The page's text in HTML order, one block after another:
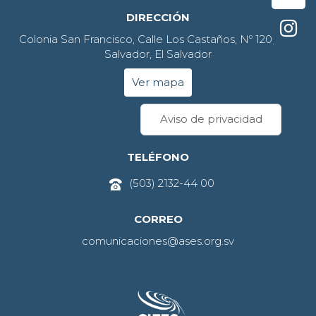
DIRECCIÓN
Colonia San Francisco, Calle Los Castaños, Nº 120, San
Salvador, El Salvador
Ver mapa
Aviso de privacidad
TELÉFONO
(503) 2132-44 00
CORREO
comunicaciones@ases.org.sv